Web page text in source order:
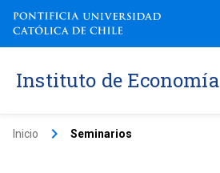
Instituto de Economía
Inicio keyboard_arrow_right Seminarios